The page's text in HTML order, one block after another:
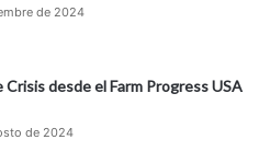
de 2024
Crisis desde el Farm Progress USA
de 2024